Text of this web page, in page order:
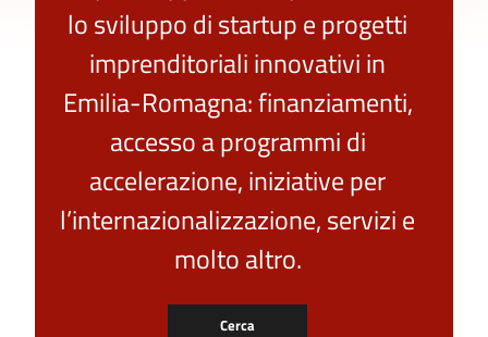
lo sviluppo di startup e progetti
imprenditoriali innovativi in
Emilia-Romagna: finanziamenti,
accesso a programmi di
accelerazione, iniziative per
l’internazionalizzazione, servizi e
molto altro.
Cerca